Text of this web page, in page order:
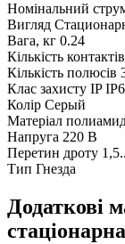
Номінальний
Вигляд
Вага, кг 0.24
Кількість контактів
Кількість полюсів
Клас захисту IP
Колір Серый
Матеріал
Напруга 220 В
Перетин дроту
Тип Гнезда
Додаткові